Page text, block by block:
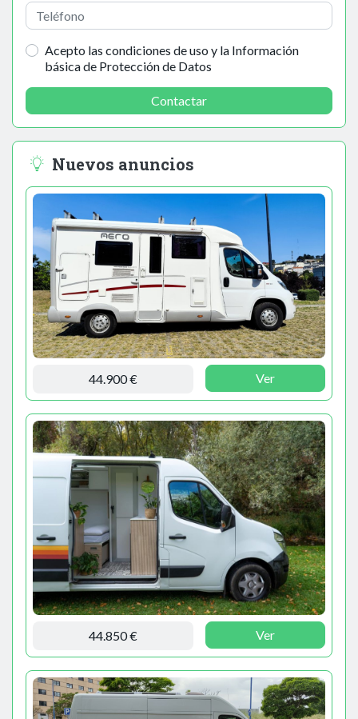
Acepto las condiciones de uso y la Información
básica de Protección de Datos
Contactar
Nuevos anuncios
44.900 € Ver
44.850 € Ver